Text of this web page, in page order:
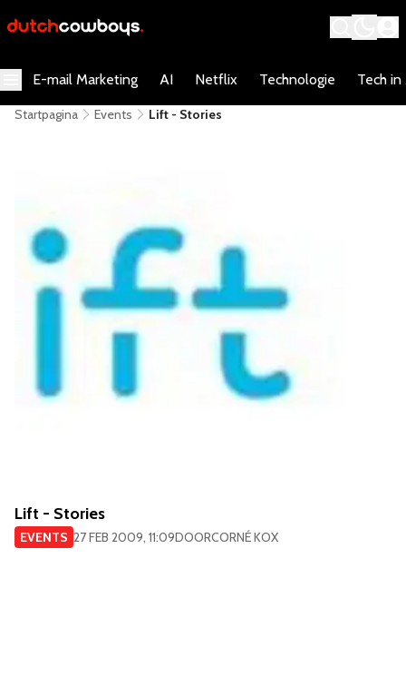
E-mail Marketing AI Netflix Technologie Tech in
Startpagina Events Lift - Stories
Lift - Stories
EVENTS 27 FEB 2009, 11:09DOORCORNÉ KOX